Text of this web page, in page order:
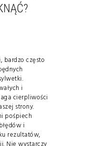
bardzo często
i
cierpliwości
strony.
pośpiech
i
rezultatów,